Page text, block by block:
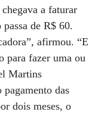
a faturar
de R$ 60.
afirmou. “E
para fazer uma ou
Martins
das
dois meses, o